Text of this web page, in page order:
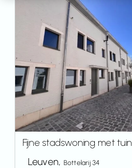
Fijne stadswoning met tuin
Leuven, Bottelarij 34